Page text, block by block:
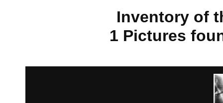
Inventory of
1 Pictures